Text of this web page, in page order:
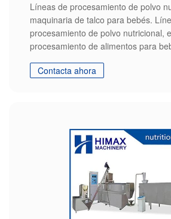
Líneas de procesamiento de polvo
maquinaria de talco para bebés.
procesamiento de polvo nutricional,
procesamiento de alimentos para
Contacta ahora